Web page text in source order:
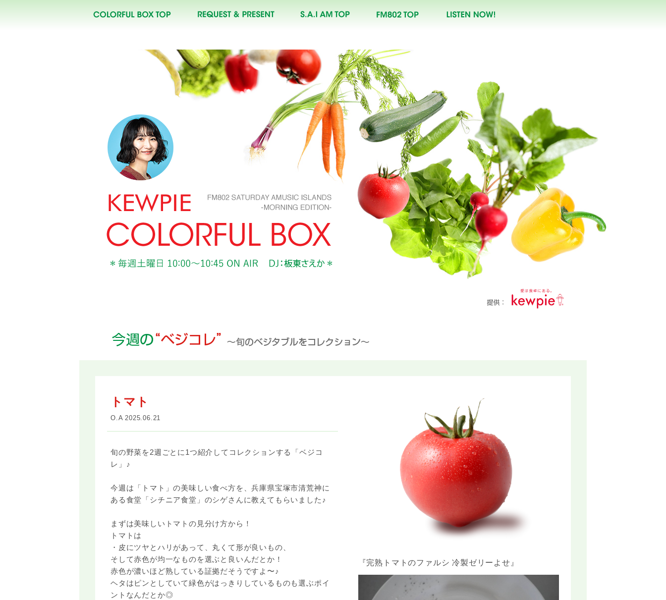
トマト
O.A 2025.06.21
旬の野菜を2週ごとに1つ紹介してコレクションする「ベジコ
レ」♪
今週は「トマト」の美味しい食べ方を、兵庫県宝塚市清荒神に
ある食堂「シチニア食堂」のシゲさんに教えてもらいました♪
まずは美味しいトマトの見分け方から！
トマトは
・皮にツヤとハリがあって、丸くて形が良いもの、
そして赤色が均一なものを選ぶと良いんだとか！
赤色が濃いほど熟している証拠だそうですよ〜♪
ヘタはピンとしていて緑色がはっきりしているものも選ぶポイ
ントなんだとか◎
『完熟トマトのファルシ 冷製ゼリーよせ』